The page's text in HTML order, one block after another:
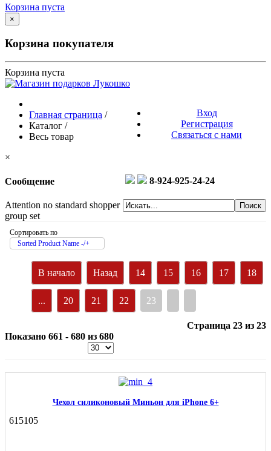
Корзина пуста
×
Корзина покупателя
Корзина пуста
Вход
Регистрация
Связаться с нами
8-924-925-24-24
Главная страница /
Каталог /
Весь товар
×
Сообщение
Attention no standard shopper
group set
Сортировать по
Sorted Product Name -/+
В начало Назад 14 15 16 17 18
... 20 21 22 23
Страница 23 из 23
Показано 661 - 680 из 680
Чехол силиконовый Миньон для iPhone 6+
615105